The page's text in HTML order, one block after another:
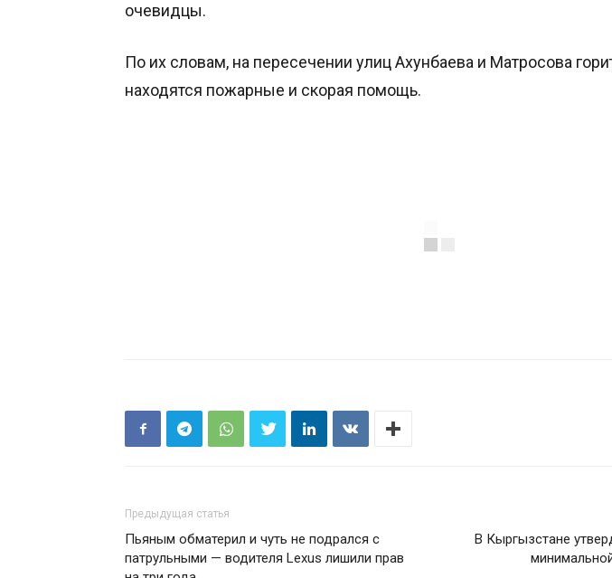
очевидцы.
По их словам, на пересечении улиц Ахунбаева и Матросова
находятся пожарные и скорая помощь.
Предыдущая статья
Пьяным обматерил и чуть не подрался с
патрульными — водителя Lexus лишили прав
В Кыргызстане